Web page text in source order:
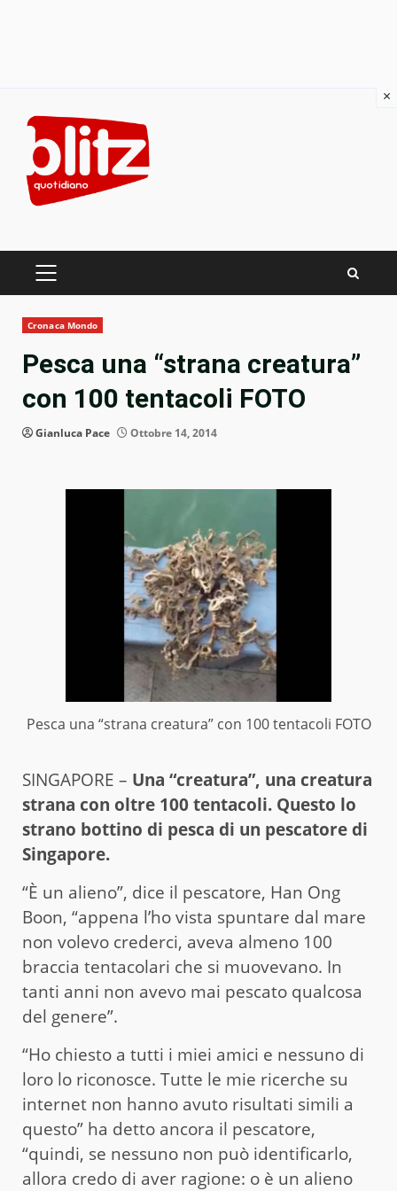
content
PRIMARY
Cronaca Mondo
Pesca una “strana creatura”
con 100 tentacoli FOTO
Gianluca Pace Ottobre 14, 2014
Pesca una “strana creatura” con 100 tentacoli FOTO
SINGAPORE – Una “creatura”, una creatura
strana con oltre 100 tentacoli. Questo lo
strano bottino di pesca di un pescatore di
Singapore.
“È un alieno”, dice il pescatore, Han Ong
Boon, “appena l’ho vista spuntare dal mare
non volevo crederci, aveva almeno 100
braccia tentacolari che si muovevano. In
tanti anni non avevo mai pescato qualcosa
del genere”.
“Ho chiesto a tutti i miei amici e nessuno di
loro lo riconosce. Tutte le mie ricerche su
internet non hanno avuto risultati simili a
questo” ha detto ancora il pescatore,
“quindi, se nessuno non può identificarlo,
allora credo di aver ragione: o è un alieno
×